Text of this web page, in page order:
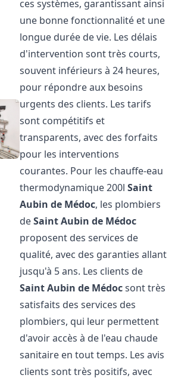
ces systèmes, garantissant ainsi
une bonne fonctionnalité et une
longue durée de vie. Les délais
d'intervention sont très courts,
souvent inférieurs à 24 heures,
pour répondre aux besoins
urgents des clients. Les tarifs
sont compétitifs et
transparents, avec des forfaits
pour les interventions
courantes. Pour les chauffe-eau
thermodynamique 200lSaint
Aubin de Médoc, les plombiers
deSaint Aubin de Médoc
proposent des services de
qualité, avec des garanties allant
jusqu'à 5 ans. Les clients de
Saint Aubin de Médocsont très
satisfaits des services des
plombiers, qui leur permettent
d'avoir accès à de l'eau chaude
sanitaire en tout temps. Les avis
clients sont très positifs, avec